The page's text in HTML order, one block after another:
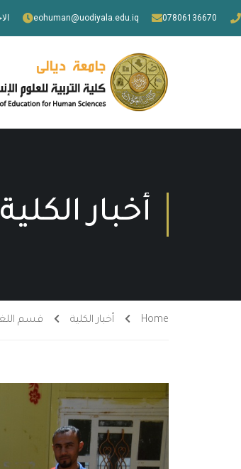
07806136670
eohuman@uodiyala.edu.iq
أخبار الكلية
Home أخبار الكلية قسم